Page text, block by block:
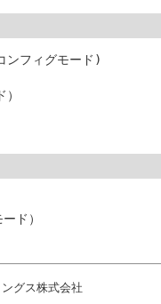
ンフィグモード)
ド）
グス株式会社